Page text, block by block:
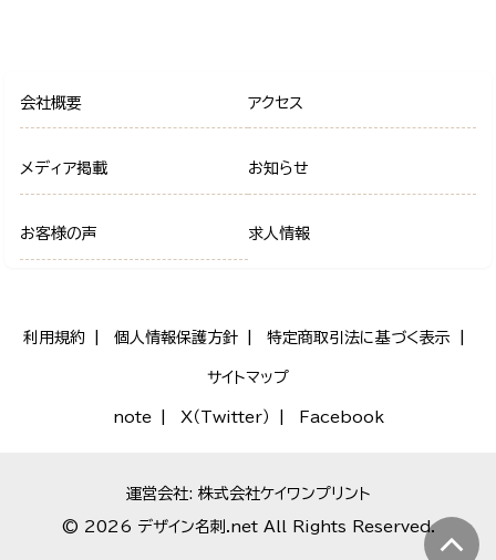
会社概要 アクセス
メディア掲載 お知らせ
お客様の声 求人情報
利用規約 個人情報保護方針 特定商取引法に基づく表示
サイトマップ
note X（Twitter） Facebook
運営会社: 株式会社ケイワンプリント
© 2026 デザイン名刺.net All Rights Reserved.